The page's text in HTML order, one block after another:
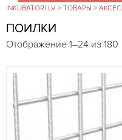
INKUBATORI.LV > ТОВАРЫ >
ПОИЛКИ
Отображение 1–24 из 180